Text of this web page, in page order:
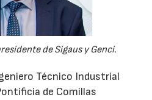
de Sigaus y Genci.
Técnico Industrial
de Comillas